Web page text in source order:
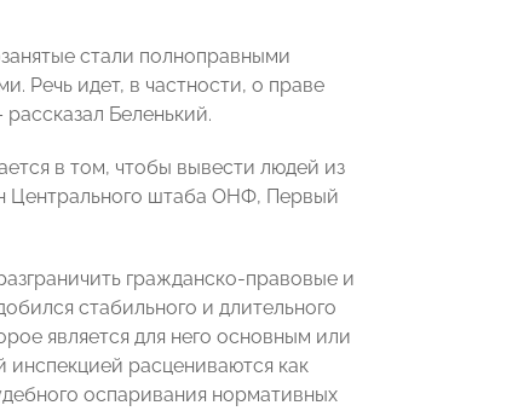
стали полноправными
Речь идет, в частности, о праве
Беленький.
в том, чтобы вывести людей из
Центрального штаба ОНФ, Первый
гражданско-правовые и
стабильного и длительного
является для него основным или
расцениваются как
оспаривания нормативных